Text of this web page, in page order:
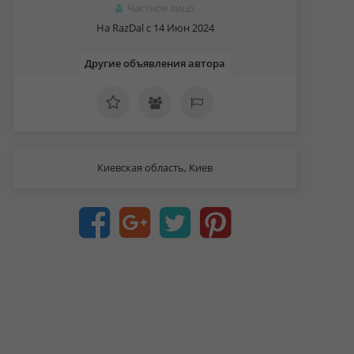
Частное лицо
На RazDal c 14 Июн 2024
Другие объявления автора
Киевская область, Киев